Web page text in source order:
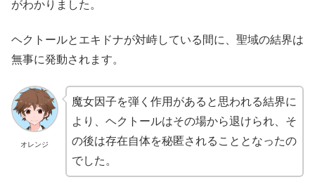
がわかりました。
ヘクトールとエキドナが対峙している間に、聖域の結界は
無事に発動されます。
オレンジ
魔女因子を弾く作用がある と思われる結界に
より、ヘクトールはその場から退けられ、そ
の後は存在自体を秘匿されることとなったの
でした。